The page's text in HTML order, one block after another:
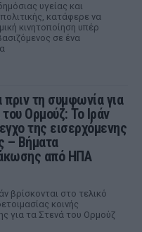
υγείας και
κατάφερε να
κινητοποίηση υπέρ
σε ένα
τη συμφωνία για
Ορμούζ: Το Ιράν
της εισερχόμενης
– Βήματα
από ΗΠΑ
βρίσκονται στο τελικό
κοινής
για τα Στενά του Ορμούζ